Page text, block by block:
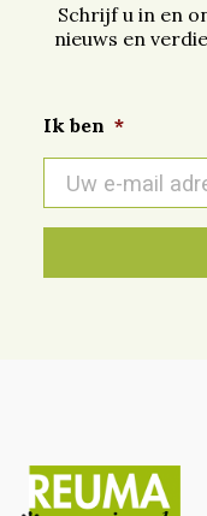
Schrijf u in en
nieuws en
Ik ben *
mail
*